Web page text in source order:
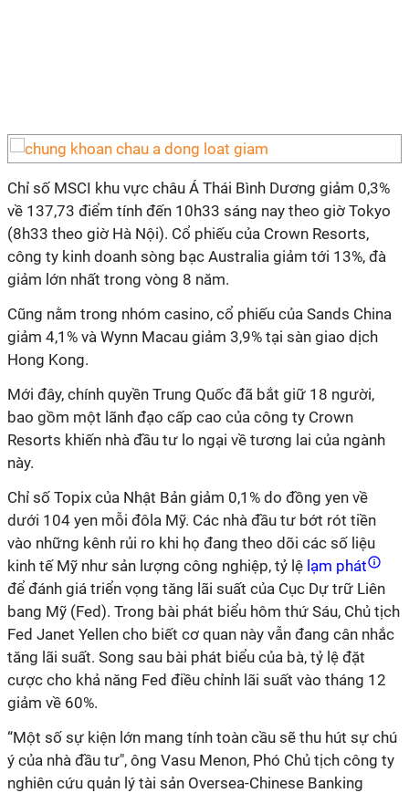
Chỉ số MSCI khu vực châu Á Thái Bình Dương giảm 0,3%
về 137,73 điểm tính đến 10h33 sáng nay theo giờ Tokyo
(8h33 theo giờ Hà Nội). Cổ phiếu của Crown Resorts,
công ty kinh doanh sòng bạc Australia giảm tới 13%, đà
giảm lớn nhất trong vòng 8 năm.
Cũng nằm trong nhóm casino, cổ phiếu của Sands China
giảm 4,1% và Wynn Macau giảm 3,9% tại sàn giao dịch
Hong Kong.
Mới đây, chính quyền Trung Quốc đã bắt giữ 18 người,
bao gồm một lãnh đạo cấp cao của công ty Crown
Resorts khiến nhà đầu tư lo ngại về tương lai của ngành
này.
Chỉ số Topix của Nhật Bản giảm 0,1% do đồng yen về
dưới 104 yen mỗi đôla Mỹ. Các nhà đầu tư bớt rót tiền
vào những kênh rủi ro khi họ đang theo dõi các số liệu
kinh tế Mỹ như sản lượng công nghiệp, tỷ lệ lạm phát
để đánh giá triển vọng tăng lãi suất của Cục Dự trữ Liên
bang Mỹ (Fed). Trong bài phát biểu hôm thứ Sáu, Chủ tịch
Fed Janet Yellen cho biết cơ quan này vẫn đang cân nhắc
tăng lãi suất. Song sau bài phát biểu của bà, tỷ lệ đặt
cược cho khả năng Fed điều chỉnh lãi suất vào tháng 12
giảm về 60%.
“Một số sự kiện lớn mang tính toàn cầu sẽ thu hút sự chú
ý của nhà đầu tư", ông Vasu Menon, Phó Chủ tịch công ty
nghiên cứu quản lý tài sản Oversea-Chinese Banking